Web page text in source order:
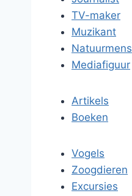
TV-maker
Muzikant
Natuurmens
Mediafiguur
Artikels
Boeken
Vogels
Zoogdieren
Excursies